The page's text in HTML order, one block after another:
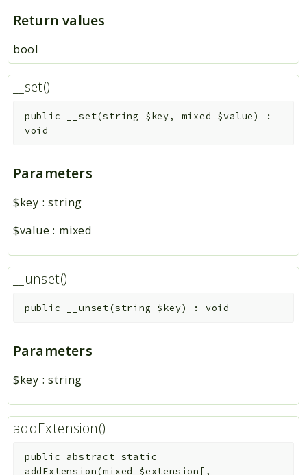
Return values
bool
__set()
public __set(string $key, mixed $value)
:
void
Parameters
$key :string
$value : mixed
__unset()
public __unset(string $key) : void
Parameters
$key :string
addExtension()
public abstract static
addExtension(mixed $extension [ ,